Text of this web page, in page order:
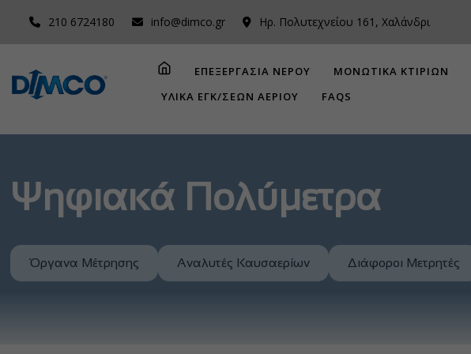
210 6724180 info@dimco.gr Ηρ. Πολυτεχνείου 161, Χαλάνδρι
ΕΠΕΞΕΡΓΑΣΙΑ ΝΕΡΟΥ ΜΟΝΩΤΙΚΑ ΚΤΙΡΙΩΝ
ΥΛΙΚΑ ΕΓΚ/ΣΕΩΝ ΑΕΡΙΟΥ
FAQS
Ψηφιακά Πολύμετρα
Όργανα Μέτρησης Αναλυτές Καυσαερίων Διάφοροι Μετρητές